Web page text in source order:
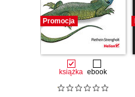
Promocja
książka ebook